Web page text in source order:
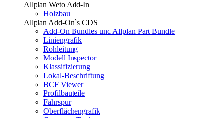
Allplan Weto Add-In
Holzbau
Allplan Add-On`s CDS
Add-On Bundles und Allplan Part Bundle
Liniengrafik
Rohleitung
Modell Inspector
Klassifizierung
Lokal-Beschriftung
BCF Viewer
Profilbauteile
Fahrspur
Oberflächengrafik